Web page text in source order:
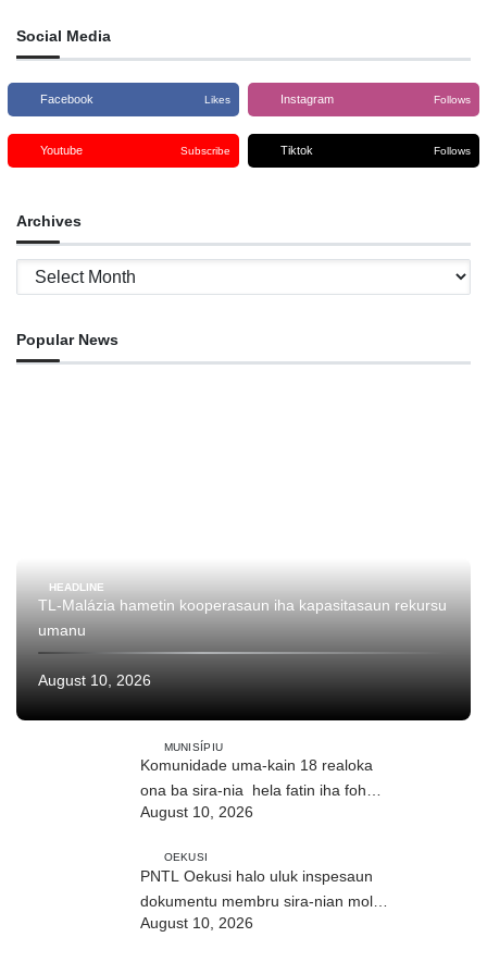
Social Media
Facebook Likes Instagram Follows
Youtube Subscribe Tiktok Follows
Archives
Archives
Popular News
HEADLINE
TL-Malázia hametin kooperasaun iha kapasitasaun rekursu
umanu
August 10, 2026
MUNISÍPIU
Komunidade uma-kain 18 realoka
ona ba sira-nia hela fatin iha foho
Builó okos
August 10, 2026
OEKUSI
PNTL Oekusi halo uluk inspesaun
dokumentu membru sira-nian molok
pasa-revista iha públiku
August 10, 2026